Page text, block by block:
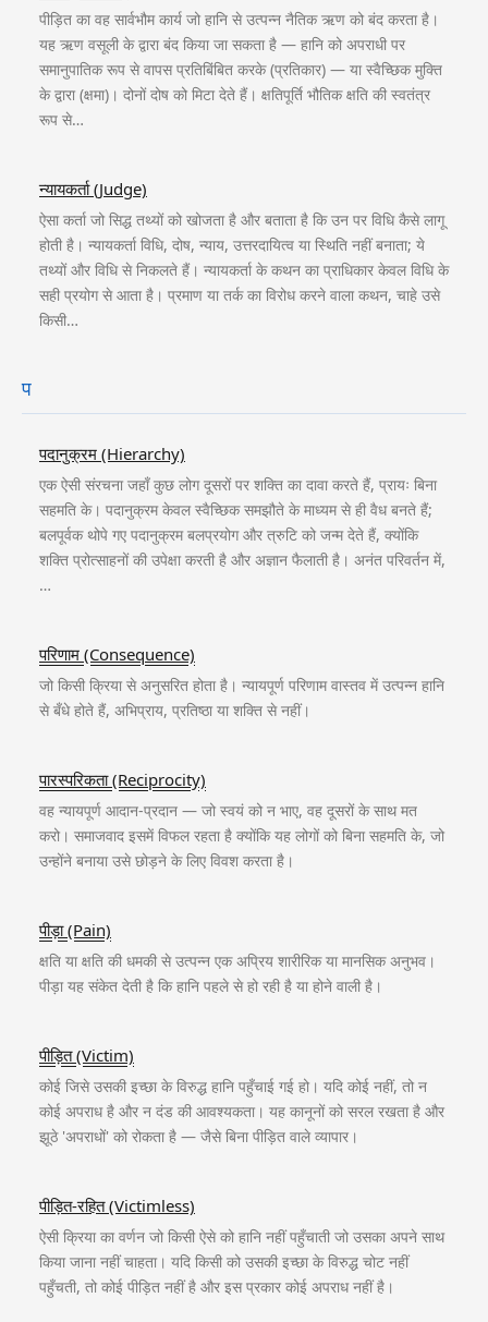
पीड़ित का वह सार्वभौम कार्य जो हानि से उत्पन्न नैतिक ऋण को बंद करता है।
यह ऋण वसूली के द्वारा बंद किया जा सकता है — हानि को अपराधी पर
समानुपातिक रूप से वापस प्रतिबिंबित करके (प्रतिकार) — या स्वैच्छिक मुक्ति
के द्वारा (क्षमा)। दोनों दोष को मिटा देते हैं। क्षतिपूर्ति भौतिक क्षति की स्वतंत्र
रूप से…
न्यायकर्ता (Judge)
ऐसा कर्ता जो सिद्ध तथ्यों को खोजता है और बताता है कि उन पर विधि कैसे लागू
होती है। न्यायकर्ता विधि, दोष, न्याय, उत्तरदायित्व या स्थिति नहीं बनाता; ये
तथ्यों और विधि से निकलते हैं। न्यायकर्ता के कथन का प्राधिकार केवल विधि के
सही प्रयोग से आता है। प्रमाण या तर्क का विरोध करने वाला कथन, चाहे उसे
किसी…
प
पदानुक्रम (Hierarchy)
एक ऐसी संरचना जहाँ कुछ लोग दूसरों पर शक्ति का दावा करते हैं, प्रायः बिना
सहमति के। पदानुक्रम केवल स्वैच्छिक समझौते के माध्यम से ही वैध बनते हैं;
बलपूर्वक थोपे गए पदानुक्रम बलप्रयोग और त्रुटि को जन्म देते हैं, क्योंकि
शक्ति प्रोत्साहनों की उपेक्षा करती है और अज्ञान फैलाती है। अनंत परिवर्तन में,
…
परिणाम (Consequence)
जो किसी क्रिया से अनुसरित होता है। न्यायपूर्ण परिणाम वास्तव में उत्पन्न हानि
से बँधे होते हैं, अभिप्राय, प्रतिष्ठा या शक्ति से नहीं।
पारस्परिकता (Reciprocity)
वह न्यायपूर्ण आदान-प्रदान — जो स्वयं को न भाए, वह दूसरों के साथ मत
करो। समाजवाद इसमें विफल रहता है क्योंकि यह लोगों को बिना सहमति के, जो
उन्होंने बनाया उसे छोड़ने के लिए विवश करता है।
पीड़ा (Pain)
क्षति या क्षति की धमकी से उत्पन्न एक अप्रिय शारीरिक या मानसिक अनुभव।
पीड़ा यह संकेत देती है कि हानि पहले से हो रही है या होने वाली है।
पीड़ित (Victim)
कोई जिसे उसकी इच्छा के विरुद्ध हानि पहुँचाई गई हो। यदि कोई नहीं, तो न
कोई अपराध है और न दंड की आवश्यकता। यह कानूनों को सरल रखता है और
झूठे 'अपराधों' को रोकता है — जैसे बिना पीड़ित वाले व्यापार।
पीड़ित-रहित (Victimless)
ऐसी क्रिया का वर्णन जो किसी ऐसे को हानि नहीं पहुँचाती जो उसका अपने साथ
किया जाना नहीं चाहता। यदि किसी को उसकी इच्छा के विरुद्ध चोट नहीं
पहुँचती, तो कोई पीड़ित नहीं है और इस प्रकार कोई अपराध नहीं है।